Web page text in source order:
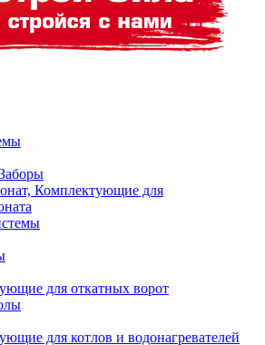
Комплектующие для
для откатных ворот
для котлов и водонагревателей